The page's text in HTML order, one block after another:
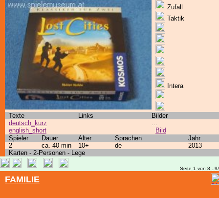
Zufall
Taktik
Intera
Texte Links
Bilder
deutsch_kurz
english_short
...
Bild
Spieler
Dauer Alter Sprachen
Jahr
2
ca. 40 min 10+ de
2013
Karten - 2-Personen - Lege
Seite 1 von 8
FAMILIE